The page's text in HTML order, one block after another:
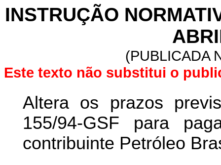
INSTRUÇÃO
(PUBLICADA
Este texto não substitui o
Altera os prazos
155/94-GSF para
contribuinte Petróleo